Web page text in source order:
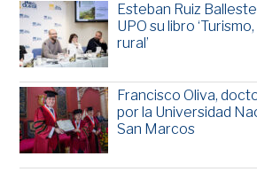
Esteban Ruiz
UPO su libro
rural’
Francisco Oliva,
por la Universidad
San Marcos